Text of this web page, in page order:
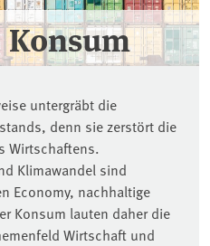
untergräbt die
denn sie zerstört die
Wirtschaftens.
Klimawandel sind
Economy, nachhaltige
Konsum lauten daher die
Wirtschaft und